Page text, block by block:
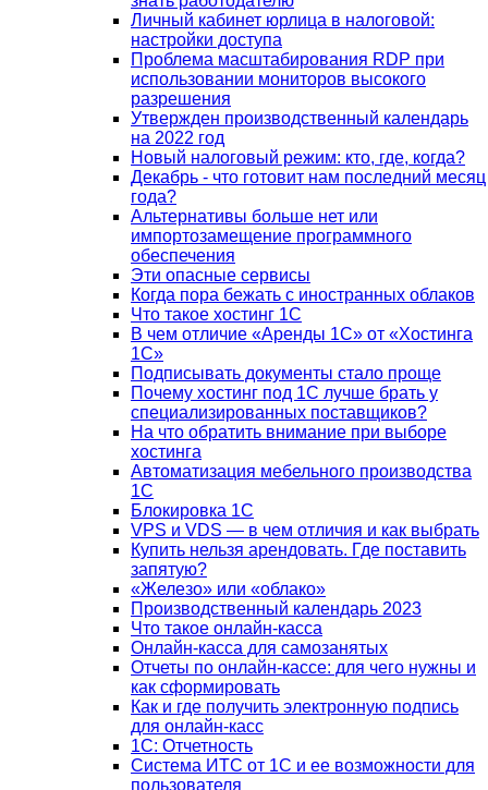
Личный кабинет юрлица в налоговой:
настройки доступа
Проблема масштабирования RDP при
использовании мониторов высокого
разрешения
Утвержден производственный календарь
на 2022 год
Новый налоговый режим: кто, где, когда?
Декабрь - что готовит нам последний месяц
года?
Альтернативы больше нет или
импортозамещение программного
обеспечения
Эти опасные сервисы
Когда пора бежать с иностранных облаков
Что такое хостинг 1С
В чем отличие «Аренды 1С» от «Хостинга
1С»
Подписывать документы стало проще
Почему хостинг под 1С лучше брать у
специализированных поставщиков?
На что обратить внимание при выборе
хостинга
Автоматизация мебельного производства
1С
Блокировка 1С
VPS и VDS — в чем отличия и как выбрать
Купить нельзя арендовать. Где поставить
запятую?
«Железо» или «облако»
Производственный календарь 2023
Что такое онлайн-касса
Онлайн-касса для самозанятых
Отчеты по онлайн-кассе: для чего нужны и
как сформировать
Как и где получить электронную подпись
для онлайн-касс
1С: Отчетность
Система ИТС от 1С и ее возможности для
пользователя